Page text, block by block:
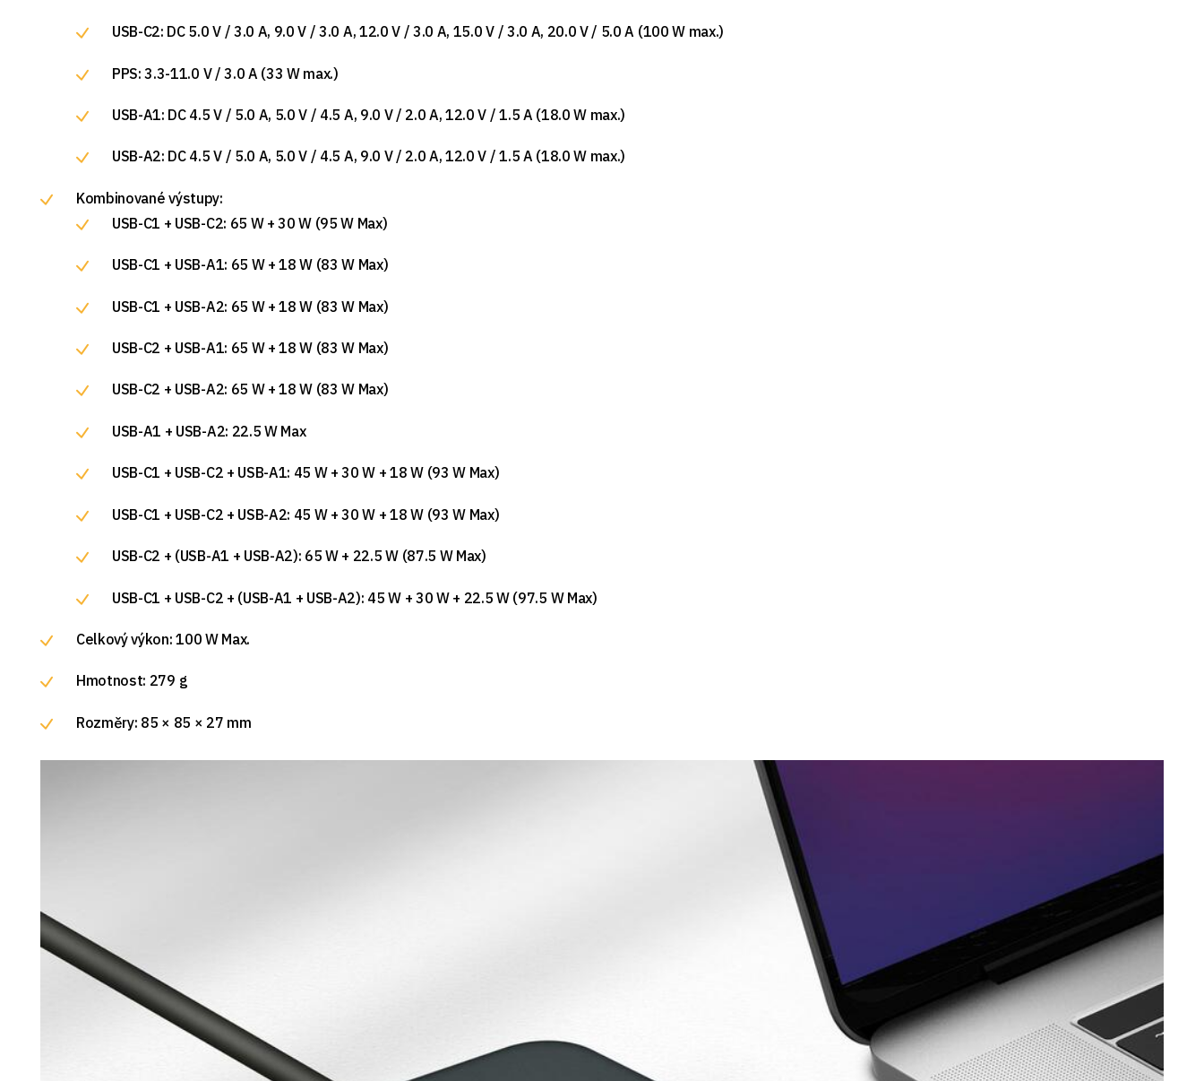
USB-C2: DC 5.0 V / 3.0 A, 9.0 V / 3.0 A, 12.0 V / 3.0 A, 15.0 V / 3.0 A, 20.0 V / 5.0 A (100 W max.)
PPS: 3.3-11.0 V / 3.0 A (33 W max.)
USB-A1: DC 4.5 V / 5.0 A, 5.0 V / 4.5 A, 9.0 V / 2.0 A, 12.0 V / 1.5 A (18.0 W max.)
USB-A2: DC 4.5 V / 5.0 A, 5.0 V / 4.5 A, 9.0 V / 2.0 A, 12.0 V / 1.5 A (18.0 W max.)
Kombinované výstupy:
USB-C1 + USB-C2: 65 W + 30 W (95 W Max)
USB-C1 + USB-A1: 65 W + 18 W (83 W Max)
USB-C1 + USB-A2: 65 W + 18 W (83 W Max)
USB-C2 + USB-A1: 65 W + 18 W (83 W Max)
USB-C2 + USB-A2: 65 W + 18 W (83 W Max)
USB-A1 + USB-A2: 22.5 W Max
USB-C1 + USB-C2 + USB-A1: 45 W + 30 W + 18 W (93 W Max)
USB-C1 + USB-C2 + USB-A2: 45 W + 30 W + 18 W (93 W Max)
USB-C2 + (USB-A1 + USB-A2): 65 W + 22.5 W (87.5 W Max)
USB-C1 + USB-C2 + (USB-A1 + USB-A2): 45 W + 30 W + 22.5 W (97.5 W Max)
Celkový výkon: 100 W Max.
Hmotnost: 279 g
Rozměry: 85 × 85 × 27 mm